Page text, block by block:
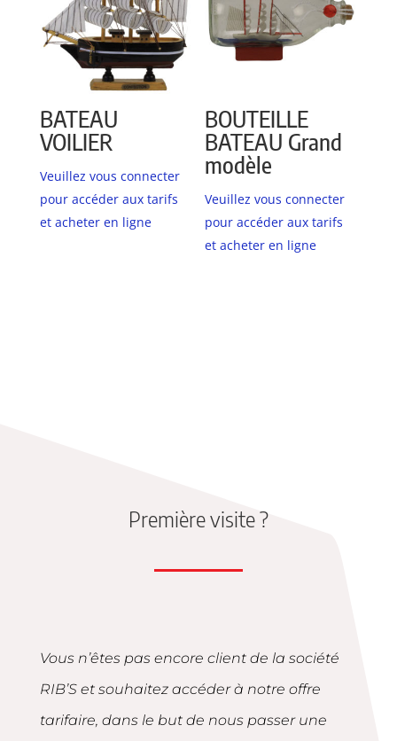
BATEAU
VOILIER
Veuillez vous connecter
pour accéder aux tarifs
et acheter en ligne
BOUTEILLE
BATEAU Grand
modèle
Veuillez vous connecter
pour accéder aux tarifs
et acheter en ligne
Première visite ?
Vous n’êtes pas encore client de la société
RIB’S et souhaitez accéder à notre offre
tarifaire, dans le but de nous passer une